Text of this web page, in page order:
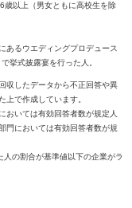
歳以上（男女ともに高校生を除
あるウエディングプロデュース
挙式披露宴を行った人。
収したデータから不正回答や異
上で作成しています。
おいては有効回答者数が規定人
門においては有効回答者数が規
の割合が基準値以下の企業がラ